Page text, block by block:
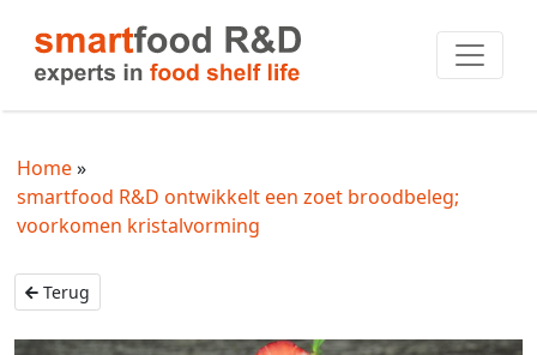
Home
smartfood R&D ontwikkelt een zoet broodbeleg;
voorkomen kristalvorming
Terug